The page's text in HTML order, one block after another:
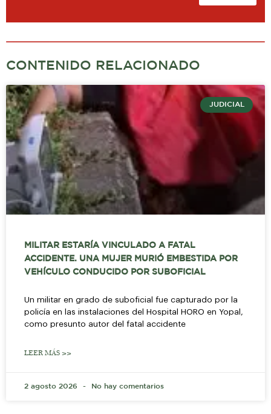
CONTENIDO RELACIONADO
JUDICIAL
MILITAR ESTARÍA VINCULADO A FATAL
ACCIDENTE. UNA MUJER MURIÓ EMBESTIDA POR
VEHÍCULO CONDUCIDO POR SUBOFICIAL
Un militar en grado de suboficial fue capturado por la
policía en las instalaciones del Hospital HORO en Yopal,
como presunto autor del fatal accidente
LEER MÁS >>
2 agosto 2026 No hay comentarios